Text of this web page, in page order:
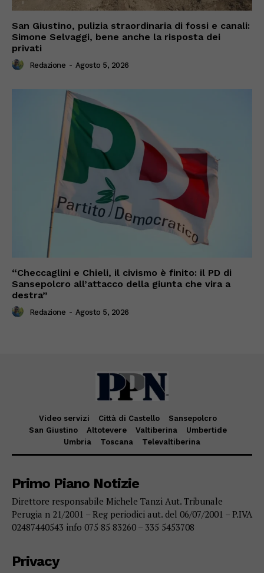
San Giustino, pulizia straordinaria di fossi e canali:
Simone Selvaggi, bene anche la risposta dei
privati
Redazione - Agosto 5, 2026
“Checcaglini e Chieli, il civismo è finito: il PD di
Sansepolcro all’attacco della giunta che vira a
destra”
Redazione - Agosto 5, 2026
Video servizi Città di Castello
Sansepolcro
San Giustino
Altotevere Valtiberina
Umbertide
Umbria
Toscana Televaltiberina
Primo Piano Notizie
Direttore responsabile Michele Tanzi Aut. Tribunale
Perugia n 21/2001 – Reg periodici aut. del 06/07/2001 – P.IVA
02487440543 info 075 85 83260 – 335 5453708
Privacy